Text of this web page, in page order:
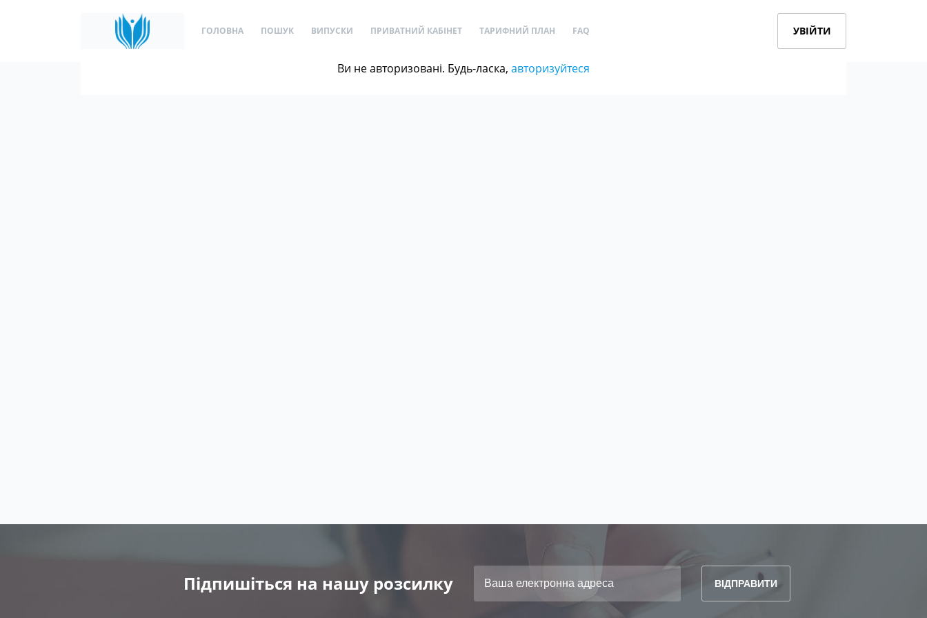
ГОЛОВНА ПОШУК ВИПУСКИ ПРИВАТНИЙ КАБІНЕТ ТАРИФНИЙ ПЛАН FAQ УВІЙТИ
Ви не авторизовані. Будь-ласка, авторизуйтеся
Підпишіться на нашу розсилку